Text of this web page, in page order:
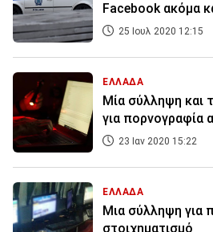
Facebook ακόμα
25 Ιουλ 2020 12:15
ΕΛΛΑΔΑ
Μία σύλληψη και
για πορνογραφία
23 Ιαν 2020 15:22
ΕΛΛΑΔΑ
Μια σύλληψη για
στοιχηματισμό